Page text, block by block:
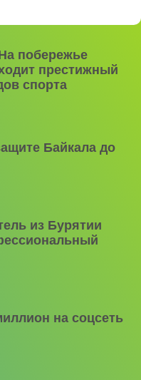
побережье
престижный
спорта
Байкала до
из Бурятии
на соцсеть